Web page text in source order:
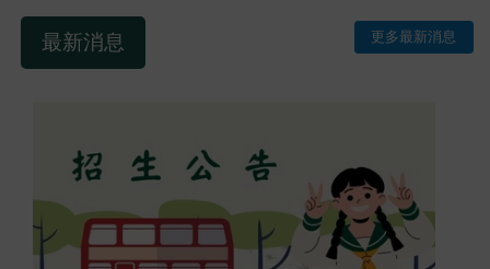
settings.
用心專業創造休閒感動
最新消息 更多最新消息